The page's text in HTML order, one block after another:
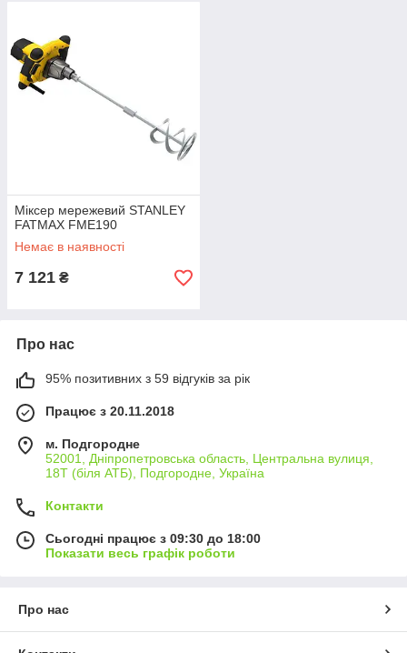
Міксер мережевий STANLEY
FATMAX FME190
Немає в наявності
7 121 ₴
Про нас
95% позитивних з 59 відгуків за рік
Працює з 20.11.2018
м. Подгородне
52001, Дніпропетровська область, Центральна вулиця,
18Т (біля АТБ), Подгородне, Україна
Контакти
Сьогодні працює з 09:30 до 18:00
Показати весь графік роботи
Про нас